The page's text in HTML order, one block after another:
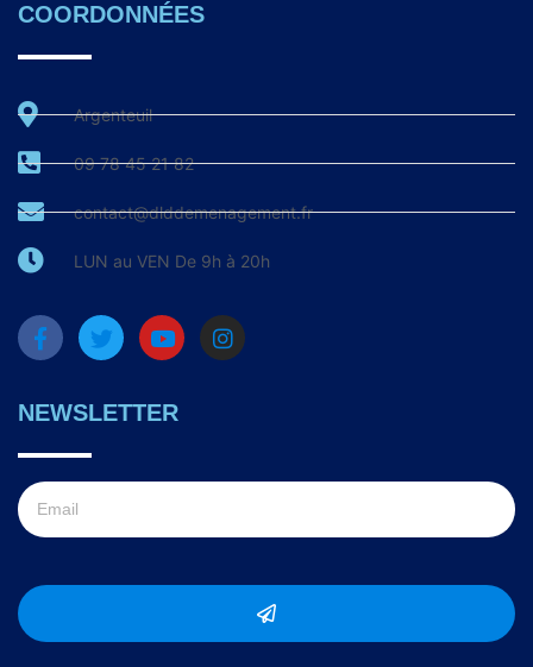
COORDONNÉES
Argenteuil
09 78 45 21 82
contact@dlddemenagement.fr
LUN au VEN De 9h à 20h
NEWSLETTER